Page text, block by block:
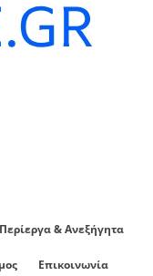
Περίεργα & Ανεξήγητα
Επικοινωνία